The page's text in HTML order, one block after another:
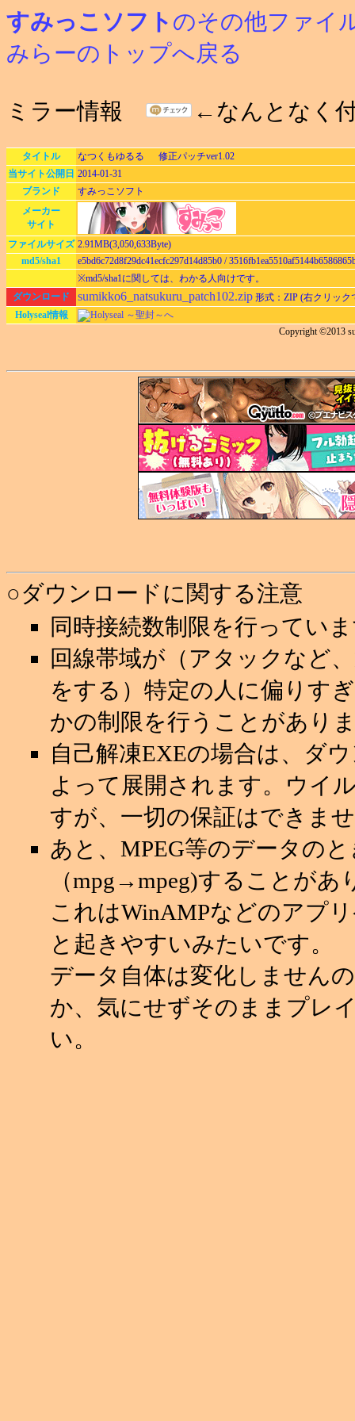
すみっこソフト のその他ファイ
みらーのトップへ戻る
ミラー情報 ←なんとなく
タイトル
なつくもゆるる 修正パッチver1.02
当サイト公開日 2014-01-31
ブランド
すみっこソフト
メーカー
サイト
ファイルサイズ 2.91MB(3,050,633Byte)
md5/sha1
e5bd6c72d8f29dc41ecfc297d14d85b0 /
※md5/sha1に関しては、わかる人向けです。
ダウンロード
sumikko6_natsukuru_patch102.zip 形式：ZIP (右クリッ
Holyseal情報
Holyseal ～聖封～へ
Copyright ©2013
○ダウンロードに関する注意
同時接続数制限を行ってい
回線帯域が（アタックなど
をする）特定の人に偏りす
かの制限を行うことがあり
自己解凍EXEの場合は、ダ
よって展開されます。ウイ
すが、一切の保証はできま
あと、MPEG等のデータの
（mpg→mpeg)することがあ
これはWinAMPなどのアプ
と起きやすいみたいです。
データ自体は変化しません
か、気にせずそのままプレ
い。